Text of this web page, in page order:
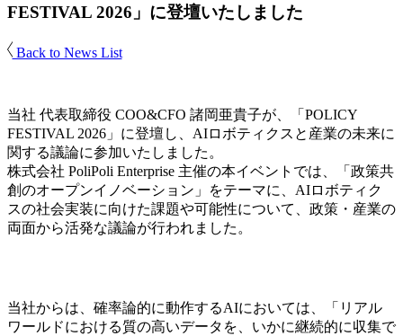
FESTIVAL 2026」に登壇いたしました
Back to News List
当社 代表取締役 COO&CFO 諸岡亜貴子が、「POLICY
FESTIVAL 2026」に登壇し、AIロボティクスと産業の未来に
関する議論に参加いたしました。
株式会社 PoliPoli Enterprise 主催の本イベントでは、「政策共
創のオープンイノベーション」をテーマに、AIロボティク
スの社会実装に向けた課題や可能性について、政策・産業の
両面から活発な議論が行われました。
当社からは、確率論的に動作するAIにおいては、「リアル
ワールドにおける質の高いデータを、いかに継続的に収集で